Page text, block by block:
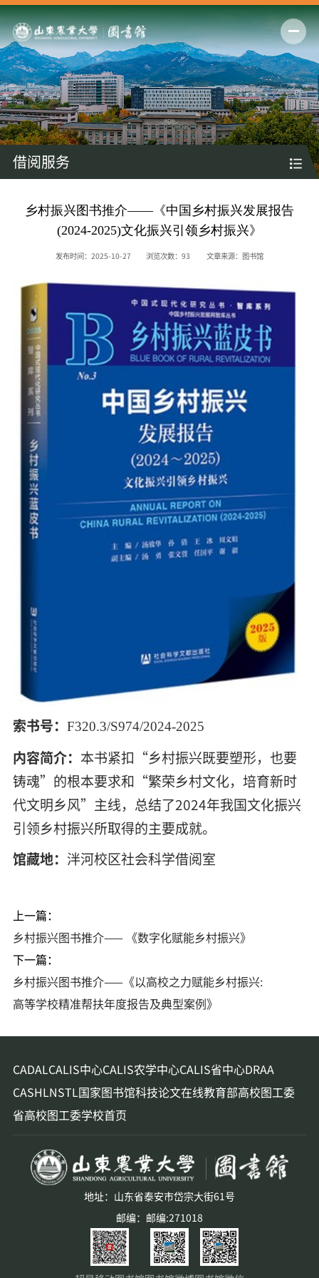
借阅服务
乡村振兴图书推介——《中国乡村振兴发展报告
(2024-2025)文化振兴引领乡村振兴》
发布时间：2025-10-27 浏览次数： 93 文章来源：图书馆
索书号： F320.3/S974/2024-2025
内容简介： 本书紧扣“乡村振兴既要塑形，也要
铸魂”的根本要求和“繁荣乡村文化，培育新时
代文明乡风”主线，总结了2024年我国文化振兴
引领乡村振兴所取得的主要成就。
馆藏地： 泮河校区社会科学借阅室
上一篇：
乡村振兴图书推介—— 《数字化赋能乡村振兴》
下一篇：
乡村振兴图书推介——《以高校之力赋能乡村振兴:
高等学校精准帮扶年度报告及典型案例》
CADALCALIS中心CALIS农学中心CALIS省中心DRAA
CASHLNSTL国家图书馆科技论文在线教育部高校图工委
省高校图工委学校首页
地址：山东省泰安市岱宗大街61号
邮编：邮编:271018